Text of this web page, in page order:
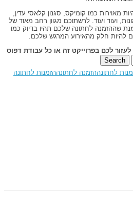
מאוירות כמו קומיקס, סגנון קלאסי עדין,
ועוד ועוד. לרשתוכם מגוון רחב מאוד של
שההזמנה לחתונה שלכם תהיו בדיוק כמו
להיות חלק מהאירוע המרגש שלכם.
לכם בפרוייקט זה או כל עבודת דפוס
לחתונההזמנה לחתונההזמנות לחתונה